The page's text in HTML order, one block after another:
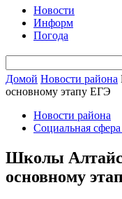
Новости
Информ
Погода
Домой Новости района
основному этапу ЕГЭ
Новости района
Социальная
Школы
основному